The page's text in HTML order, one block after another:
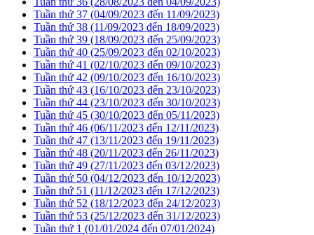
Tuần thứ 37 (04/09/2023 đến 11/09/2023)
Tuần thứ 38 (11/09/2023 đến 18/09/2023)
Tuần thứ 39 (18/09/2023 đến 25/09/2023)
Tuần thứ 40 (25/09/2023 đến 02/10/2023)
Tuần thứ 41 (02/10/2023 đến 09/10/2023)
Tuần thứ 42 (09/10/2023 đến 16/10/2023)
Tuần thứ 43 (16/10/2023 đến 23/10/2023)
Tuần thứ 44 (23/10/2023 đến 30/10/2023)
Tuần thứ 45 (30/10/2023 đến 05/11/2023)
Tuần thứ 46 (06/11/2023 đến 12/11/2023)
Tuần thứ 47 (13/11/2023 đến 19/11/2023)
Tuần thứ 48 (20/11/2023 đến 26/11/2023)
Tuần thứ 49 (27/11/2023 đến 03/12/2023)
Tuần thứ 50 (04/12/2023 đến 10/12/2023)
Tuần thứ 51 (11/12/2023 đến 17/12/2023)
Tuần thứ 52 (18/12/2023 đến 24/12/2023)
Tuần thứ 53 (25/12/2023 đến 31/12/2023)
Tuần thứ 1 (01/01/2024 đến 07/01/2024)